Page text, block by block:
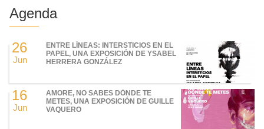
Agenda
26
Jun
ENTRE LÍNEAS: INTERSTICIOS EN EL
PAPEL, UNA EXPOSICIÓN DE YSABEL
HERRERA GONZÁLEZ
16
Jun
AMORE, NO SABES DÓNDE TE
METES, UNA EXPOSICIÓN DE GUILLE
VAQUERO